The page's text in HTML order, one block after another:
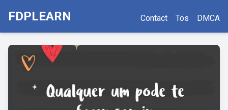
FDPLEARN Contact Tos DMCA